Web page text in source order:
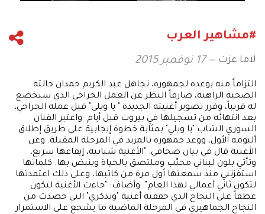
#مشاهير العرب
لاما عزت 17 نوفمبر 2015
التزاماً منه بوعده لجمهوره، تجاهل عبد الكريم حمدان حالته
الصحية الراهنة، صارفاً النظر عن العمل الجراحي الذي سيخضع
له قريباً، وقرر تصوير أغنيته الجديدة " يا ويلي" قبل عمله الجراحي،
بعد انتهائه من تسجيلها في بيروت قبل أيام. واعتبر الفنان
السوري الشاب "يا ويلي" بمثابة خطوة إيجابية على طريق إطلاق
ألبومه الأول، ووعد جمهوره بالمزيد في المرحلة المقبلة. وعن
الأغنية قال في بيان صحافي: "الأغنية شبابية، إيقاعها سريع،
وتأتي بلون لبناني محبّب وملتصق بالحياة وينبض بها. كلماتها
استفزتني منذ سمعتها أول مرة من كاتبها، وعلى ذلك اعتمدتها
لتكون ثاني أعمالي لهذا العام". وأضاف: "جاءت الأغنية لتكون
عطفاً على النجاح الذي حققته أغنية "وتذكري" التي حصدت من
النجاح الجماهيري في المرحلة الماضية ما يشجع على الاستمرار